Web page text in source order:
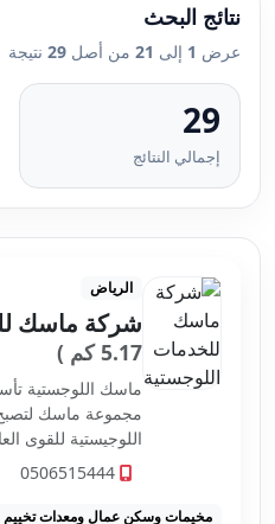
نتائج البحث
عرض 1 إلى 21 من أصل 29 نتيجة
29
إجمالي النتائج
الرياض
شركة ماسك
5.17 كم )
مجموعة ماسك لتصبح
اللوجيستية للقوى
السعودية ،
القوى العاملة ،
والمستودعات...
0506515444
مخيمات وسكن عمال ومعدات تخييم